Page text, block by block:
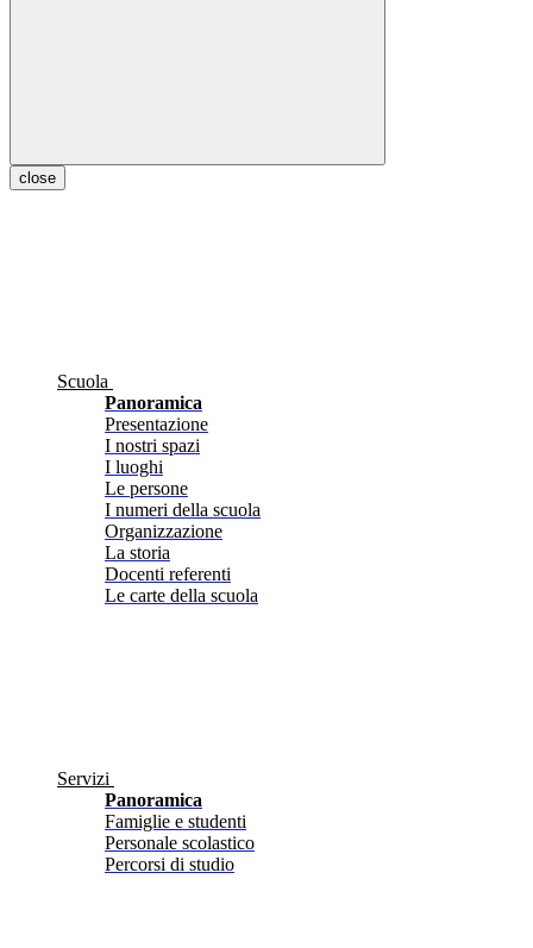
close
Scuola
Panoramica
Presentazione
I nostri spazi
I luoghi
Le persone
I numeri della scuola
Organizzazione
La storia
Docenti referenti
Le carte della scuola
Servizi
Panoramica
Famiglie e studenti
Personale scolastico
Percorsi di studio